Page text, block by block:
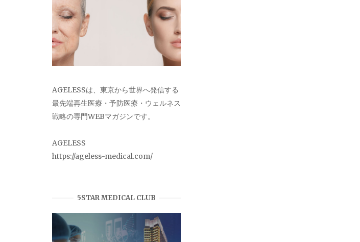
AGELESSは、東京から世界へ発信する
最先端再生医療・予防医療・ウェルネス
戦略の専門WEBマガジンです。
AGELESS
https://ageless-medical.com/
5STAR MEDICAL CLUB